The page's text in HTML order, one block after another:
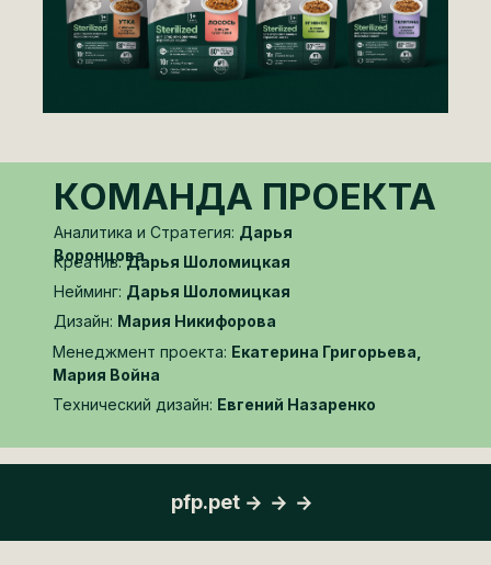
КОМАНДА ПРОЕКТА
Аналитика и Стратегия: Дарья
Воронцова
Креатив:Дарья Шоломицкая
Нейминг: Дарья Шоломицкая
Дизайн: Мария Никифорова
Менеджмент проекта: Екатерина Григорьева,
Мария Война
Технический дизайн: Евгений Назаренко
pfp.pet